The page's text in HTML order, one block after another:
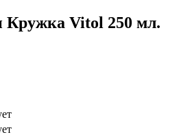
Кружка Vitol 250 мл.